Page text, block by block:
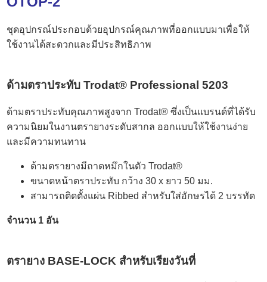
ชุดอุปกรณ์ประกอบด้วยอุปกรณ์คุณภาพที่ออกแบบมาเพื่อให้
ใช้งานได้สะดวกและมีประสิทธิภาพ
ด้ามตราประทับ Trodat® Professional 5203
ด้ามตราประทับคุณภาพสูงจาก Trodat® ซึ่งเป็นแบรนด์ที่ได้รับ
ความนิยมในงานตรายางระดับสากล ออกแบบให้ใช้งานง่าย
และมีความทนทาน
ด้ามตรายางมีถาดหมึกในตัว Trodat®
ขนาดหน้าตราประทับ กว้าง 30 x ยาว 50 มม.
สามารถติดตั้งแผ่น Ribbed สำหรับใส่อักษรได้ 2 บรรทัด
จำนวน 1 อัน
ตรายาง BASE-LOCK สำหรับเรียงวันที่